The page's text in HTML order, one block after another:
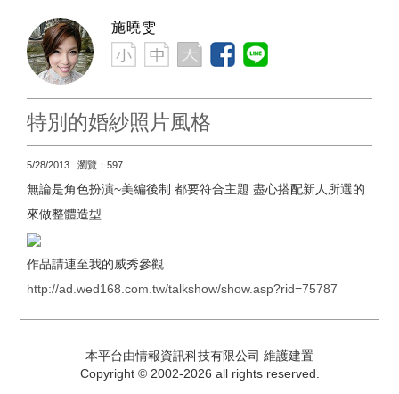
施曉雯
特別的婚紗照片風格
5/28/2013 瀏覽：597
無論是角色扮演~美編後制 都要符合主題 盡心搭配新人所選的
來做整體造型
作品請連至我的威秀參觀
http://ad.wed168.com.tw/talkshow/show.asp?rid=75787
本平台由情報資訊科技有限公司 維護建置
Copyright © 2002-2026 all rights reserved.